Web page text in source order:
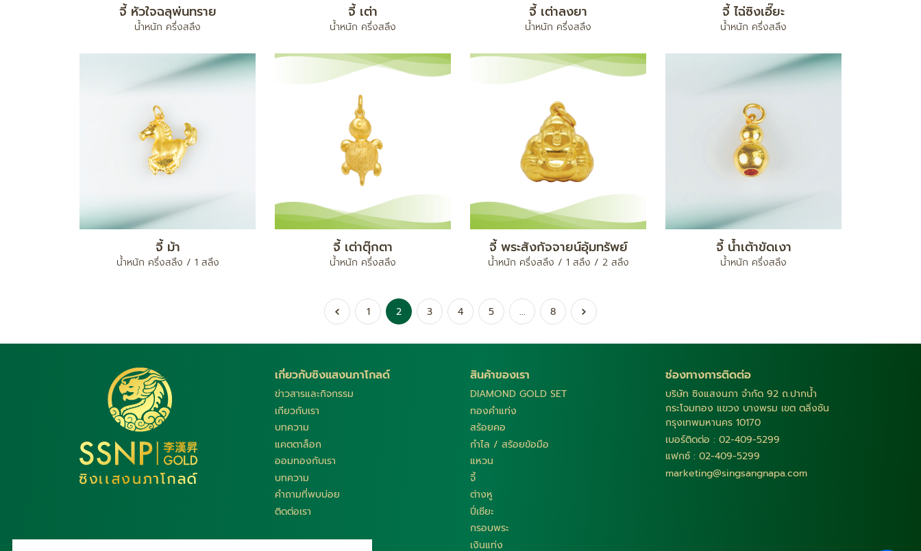
จี้ หัวใจฉลุพ่นทราย
น้ำหนัก ครึ่งสลึง
จี้ เต่า
น้ำหนัก ครึ่งสลึง
จี้ เต่าลงยา
น้ำหนัก ครึ่งสลึง
จี้ ไฉ่ซิงเอี๊ยะ
น้ำหนัก ครึ่งสลึง
จี้ ม้า
น้ำหนัก ครึ่งสลึง / 1 สลึง
จี้ เต่าตุ๊กตา
น้ำหนัก ครึ่งสลึง
จี้ พระสังกัจจายน์อุ้มทรัพย์
น้ำหนัก ครึ่งสลึง / 1 สลึง / 2 สลึง
จี้ น้ำเต้าขัดเงา
น้ำหนัก ครึ่งสลึง
1 2 3 4 5 ... 8
เกี่ยวกับซิงแสงนภาโกลด์
ข่าวสารและกิจกรรม
เกียวกับเรา
บทความ
แคตตาล็อก
ออมทองกับเรา
บทความ
คำถามที่พบบ่อย
ติดต่อเรา
สินค้าของเรา
DIAMOND GOLD SET
ทองคำแท่ง
สร้อยคอ
กำไล / สร้อยข้อมือ
แหวน
จี้
ต่างหู
ปี่เซียะ
กรอบพระ
เงินแท่ง
ช่องทางการติดต่อ
บริษัท ซิงแสงนภา จำกัด 92 ถ.ปากน้ำ
กระโจมทอง แขวง บางพรม เขต ตลิ่งชัน
กรุงเทพมหานคร 10170
เบอร์ติดต่อ : 02-409-5299
แฟกซ์ : 02-409-5299
marketing@singsangnapa.com